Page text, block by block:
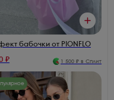
бабочки от PIONFLO
₽ 1 500 ₽ в Сплит